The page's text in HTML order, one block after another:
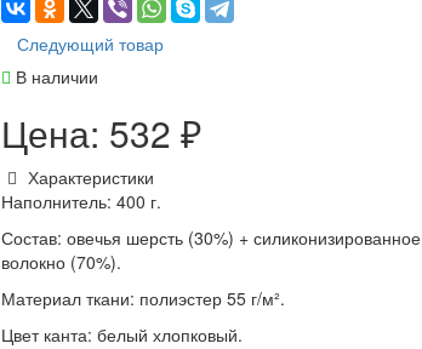
Следующий товар
В наличии
Цена: 532 ₽
Характеристики
Наполнитель: 400 г.
Состав: овечья шерсть (30%) + силиконизированное
волокно (70%).
Материал ткани: полиэстер 55 г/м².
Цвет канта: белый хлопковый.